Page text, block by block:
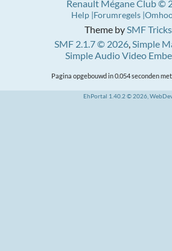
Theme bySMF Tricks
SMF 2.1.7 © 2026,Simple
Simple Audio Video
Renault Mégane Club ©
Help Forumregels
Pagina opgebouwd in 0.054 seconden
EhPortal 1.40.2 © 2026,